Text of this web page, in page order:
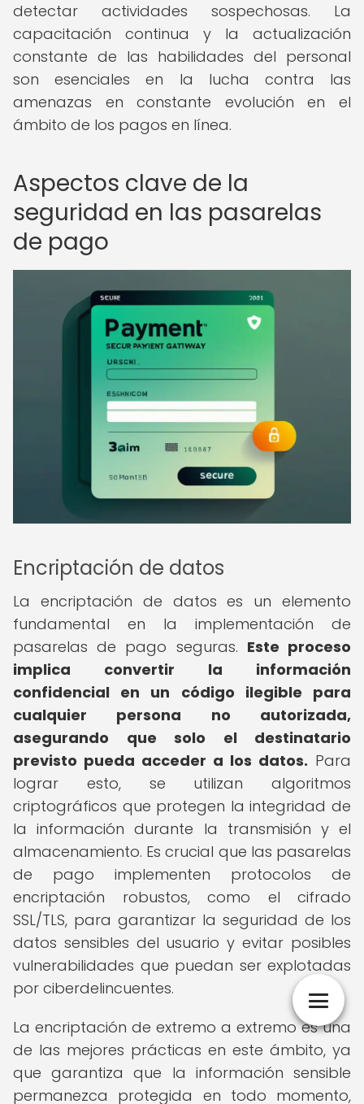
detectar actividades sospechosas. La
capacitación continua y la actualización
constante de las habilidades del personal
son esenciales en la lucha contra las
amenazas en constante evolución en el
ámbito de los pagos en línea.
Aspectos clave de la
seguridad en las pasarelas
de pago
Encriptación de datos
La encriptación de datos es un elemento
fundamental en la implementación de
pasarelas de pago seguras. Este proceso
implica convertir la información
confidencial en un código ilegible para
cualquier persona no autorizada,
asegurando que solo el destinatario
previsto pueda acceder a los datos. Para
lograr esto, se utilizan algoritmos
criptográficos que protegen la integridad de
la información durante la transmisión y el
almacenamiento. Es crucial que las pasarelas
de pago implementen protocolos de
encriptación robustos, como el cifrado
SSL/TLS, para garantizar la seguridad de los
datos sensibles del usuario y evitar posibles
vulnerabilidades que puedan ser explotadas
por ciberdelincuentes.
La encriptación de extremo a extremo es una
de las mejores prácticas en este ámbito, ya
que garantiza que la información sensible
permanezca protegida en todo momento,